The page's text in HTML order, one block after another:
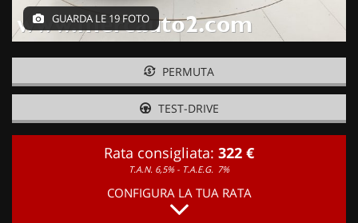
GUARDA LE 19 FOTO
PERMUTA
TEST-DRIVE
Rata consigliata: 322 €
T.A.N. 6,5% - T.A.E.G. 7%
CONFIGURA LA TUA RATA